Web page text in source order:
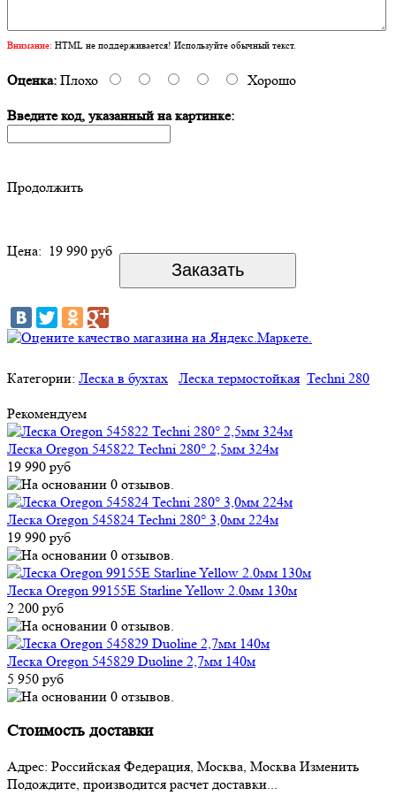
Внимание: HTML не поддерживается! Используйте обычный текст.
Оценка: Плохо Хорошо
Введите код, указанный на картинке:
Продолжить
Цена: 19 990 руб
Категории: Леска в бухтах Леска термостойкая Techni 280
Рекомендуем
Леска Oregon 545822 Techni 280° 2,5мм 324м
19 990 руб
Леска Oregon 545824 Techni 280° 3,0мм 224м
19 990 руб
Леска Oregon 99155E Starline Yellow 2.0мм 130м
2 200 руб
Леска Oregon 545829 Duoline 2,7мм 140м
5 950 руб
Стоимость доставки
Адрес: Российская Федерация, Москва, Москва Изменить
Подождите, производится расчет доставки...